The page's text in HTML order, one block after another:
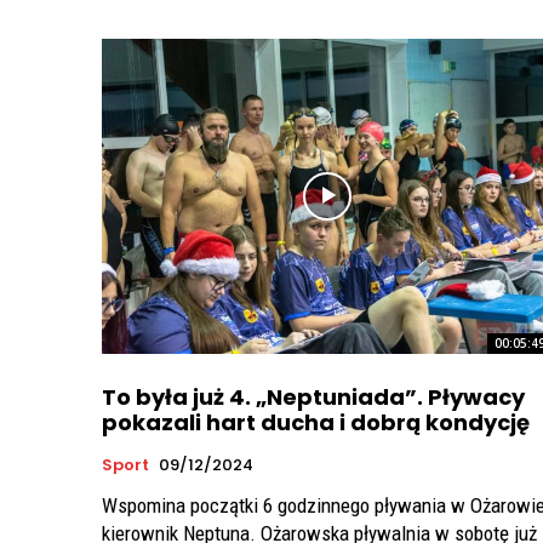
To była już 4. „Neptuniada”. Pływacy
pokazali hart ducha i dobrą kondycję
Sport 09/12/2024
Wspomina początki 6 godzinnego pływania w
kierownik Neptuna. Ożarowska pływalnia w sobotę już